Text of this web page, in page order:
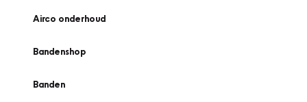
Airco onderhoud
Bandenshop
Banden